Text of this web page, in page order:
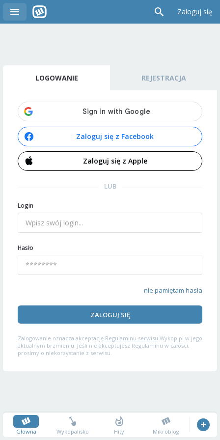
Zaloguj się
LOGOWANIE REJESTRACJA
Zaloguj się z Facebook
Zaloguj się z Apple
LUB
Login
Hasło
nie pamiętam hasła
ZALOGUJ SIĘ
Zalogowanie oznacza akceptację Regulaminu serwisu Wykop.pl w jego
aktualnym brzmieniu. Jeśli nie akceptujesz Regulaminu w całości,
prosimy o niekorzystanie z serwisu.
Główna Wykopalisko Hity Mikroblog